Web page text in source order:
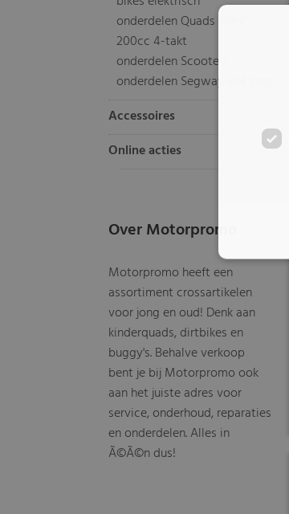
onderdelen Quads 110cc -
200cc 4-takt
onderdelen Scooters
onderdelen Segway es4 step
Accessoires
Online acties
Over Motorpromo
Motorpromo heeft een
assortiment crossartikelen
voor jong en oud! Denk aan
kinderquads, dirtbikes en
buggy's. Behalve verkoop
bent je bij Motorpromo ook
aan het juiste adres voor
service, onderhoud, reparaties
en onderdelen. Alles in
Ã©Ã©n dus!